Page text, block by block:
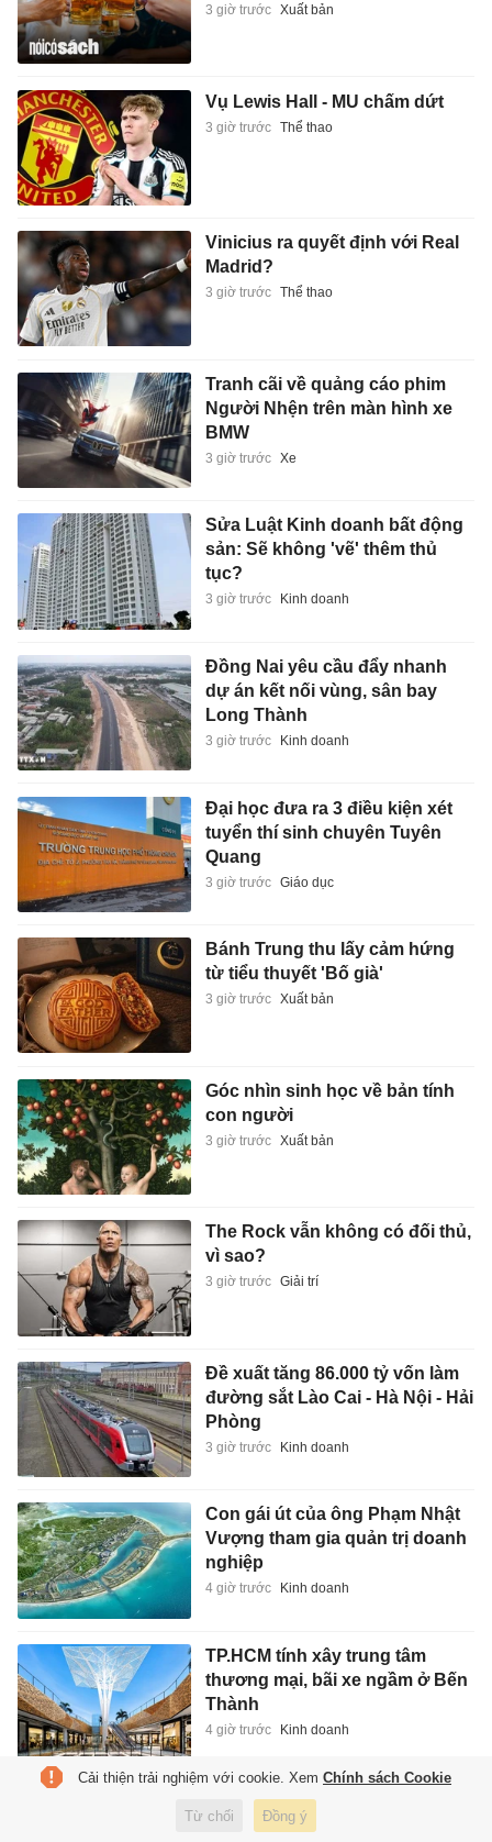
3 giờ trước Xuất bản
Vụ Lewis Hall - MU chấm dứt
3 giờ trước Thể thao
Vinicius ra quyết định với Real
Madrid?
3 giờ trước Thể thao
Tranh cãi về quảng cáo phim
Người Nhện trên màn hình xe
BMW
3 giờ trước Xe
Sửa Luật Kinh doanh bất động
sản: Sẽ không 'vẽ' thêm thủ
tục?
3 giờ trước Kinh doanh
Đồng Nai yêu cầu đẩy nhanh
dự án kết nối vùng, sân bay
Long Thành
3 giờ trước Kinh doanh
Đại học đưa ra 3 điều kiện xét
tuyển thí sinh chuyên Tuyên
Quang
3 giờ trước Giáo dục
Bánh Trung thu lấy cảm hứng
từ tiểu thuyết 'Bố già'
3 giờ trước Xuất bản
Góc nhìn sinh học về bản tính
con người
3 giờ trước Xuất bản
The Rock vẫn không có đối thủ,
vì sao?
3 giờ trước Giải trí
Đề xuất tăng 86.000 tỷ vốn làm
đường sắt Lào Cai - Hà Nội - Hải
Phòng
3 giờ trước Kinh doanh
Con gái út của ông Phạm Nhật
Vượng tham gia quản trị doanh
nghiệp
4 giờ trước Kinh doanh
TP.HCM tính xây trung tâm
thương mại, bãi xe ngầm ở Bến
Thành
4 giờ trước Kinh doanh
Sạt lở tại khu vực thuỷ điện ở
Lào Cai, một người mất liên lạc
Cải thiện trải nghiệm với cookie. Xem Chính sách Cookie
Từ chối Đồng ý